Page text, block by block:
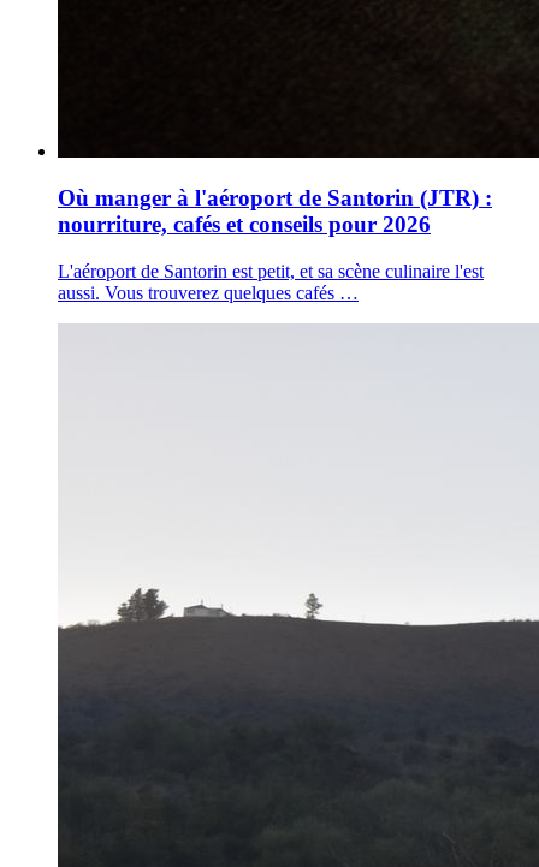
Où manger à l'aéroport de Santorin (JTR) :
nourriture, cafés et conseils pour 2026
L'aéroport de Santorin est petit, et sa scène culinaire l'est
aussi. Vous trouverez quelques cafés …